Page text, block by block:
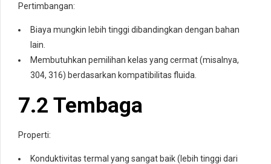
Pertimbangan:
Biaya mungkin lebih tinggi dibandingkan dengan bahan
lain.
Membutuhkan pemilihan kelas yang cermat (misalnya,
304, 316) berdasarkan kompatibilitas fluida.
7.2 Tembaga
Properti:
Konduktivitas termal yang sangat baik (lebih tinggi dari